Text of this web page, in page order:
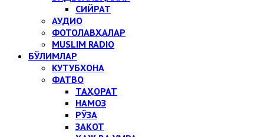
СИЙРАТ
АУДИО
ФОТОЛАВҲАЛАР
MUSLIM RADIO
БЎЛИМЛАР
КУТУБХОНА
ФАТВО
ТАҲОРАТ
НАМОЗ
РЎЗА
ЗАКОТ